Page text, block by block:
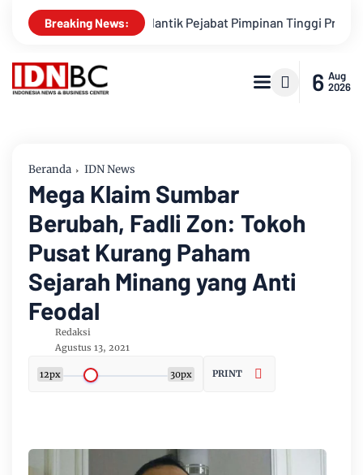
Breaking News:
Resmi Melantik Pejabat Pimpinan Tinggi Pratama
6 Aug
2026
Beranda IDN News
Mega Klaim Sumbar
Berubah, Fadli Zon: Tokoh
Pusat Kurang Paham
Sejarah Minang yang Anti
Feodal
Redaksi
Agustus 13, 2021
12px 30px PRINT